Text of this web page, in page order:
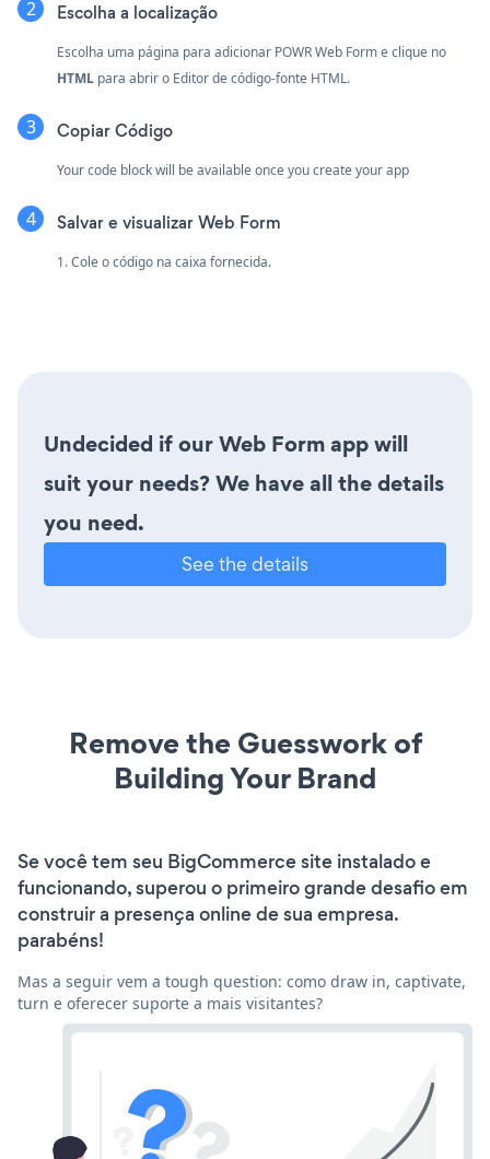
Escolha a localização
Escolha uma página para adicionar POWR Web Form e clique no
HTML para abrir o Editor de código-fonte HTML.
Copiar Código
Your code block will be available once you create your app
Salvar e visualizar Web Form
1. Cole o código na caixa fornecida.
Undecided if our Web Form app will
suit your needs? We have all the details
you need.
See the details
Remove the Guesswork of
Building Your Brand
Se você tem seu BigCommerce site instalado e
funcionando, superou o primeiro grande desafio em
construir a presença online de sua empresa.
parabéns!
Mas a seguir vem a tough question: como draw in, captivate,
turn e oferecer suporte a mais visitantes?